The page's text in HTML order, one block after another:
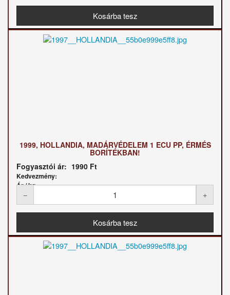
1999, HOLLANDIA, MADÁRVÉDELEM 1 ECU PP, ÉRMÉS
BORÍTÉKBAN!
Fogyasztói ár: 1990 Ft
Kedvezmény:
Ár / kg: